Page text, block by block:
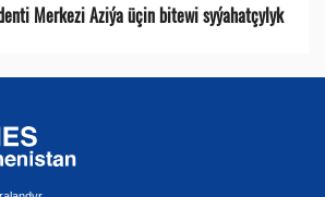
Merkezi Aziýa üçin bitewi syýahatçylyk